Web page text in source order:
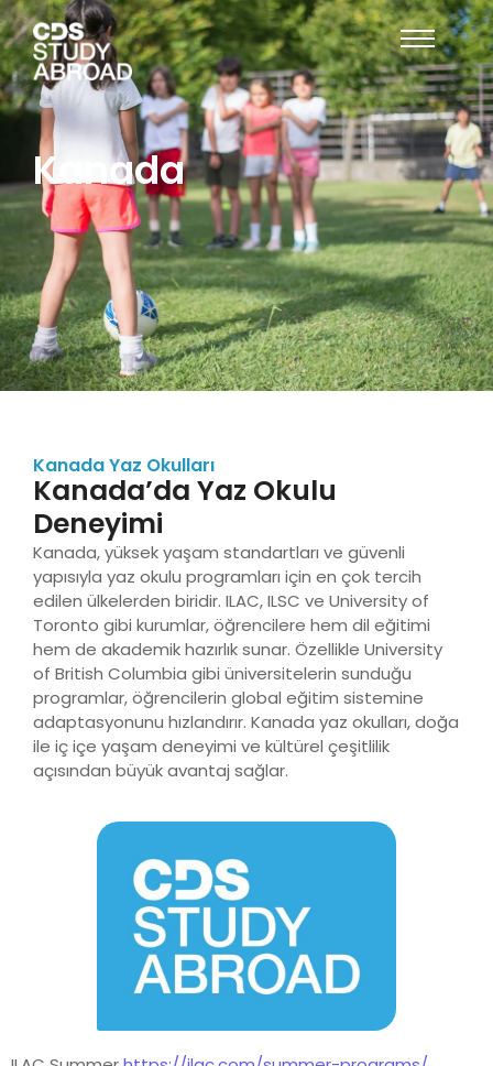
Kanada
Kanada Yaz Okulları
Kanada’da Yaz Okulu
Deneyimi
Kanada, yüksek yaşam standartları ve güvenli
yapısıyla yaz okulu programları için en çok tercih
edilen ülkelerden biridir. ILAC, ILSC ve University of
Toronto gibi kurumlar, öğrencilere hem dil eğitimi
hem de akademik hazırlık sunar. Özellikle University
of British Columbia gibi üniversitelerin sunduğu
programlar, öğrencilerin global eğitim sistemine
adaptasyonunu hızlandırır. Kanada yaz okulları, doğa
ile iç içe yaşam deneyimi ve kültürel çeşitlilik
açısından büyük avantaj sağlar.